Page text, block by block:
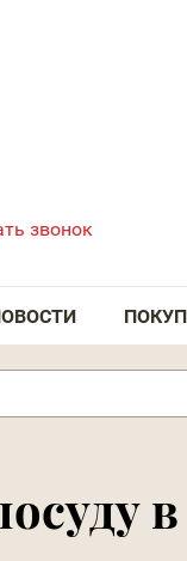
звонок
в